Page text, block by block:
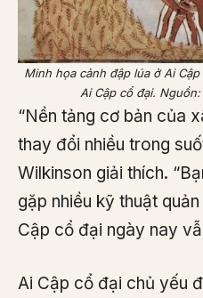
Minh họa cảnh đập lúa ở Ai Cập
Ai Cập cổ đại.
“Nền tảng cơ bản của
thay đổi nhiều trong
Wilkinson giải thích.
gặp nhiều kỹ thuật
Cập cổ đại ngày nay
Ai Cập cổ đại chủ yếu